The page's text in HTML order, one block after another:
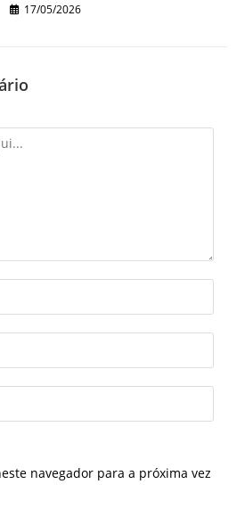
17/05/2026
navegador para a próxima vez